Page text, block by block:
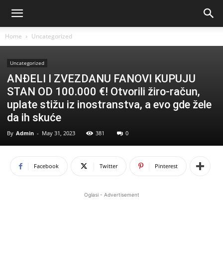
Home Uncategorized
Uncategorized
ANĐELI I ZVEZDANU FANOVI KUPUJU
STAN OD 100.000 €! Otvorili žiro-račun,
uplate stižu iz inostranstva, a evo gde žele
da ih skuće
By Admin - May 31, 2023 381 0
Facebook Twitter Pinterest
Oglasi - Advertisement